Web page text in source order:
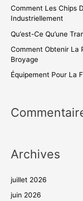
Comment Les Chips
Industriellement
Qu’est-Ce Qu’une
Comment Obtenir La
Broyage
Équipement Pour La
Archives
juillet 2026
juin 2026